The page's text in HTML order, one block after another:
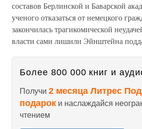
составов Берлинской и Баварской
ученого отказаться от немецкого
закончилась трагикомической
власти сами лишили Эйнштейна
Более 800 000 книг и
Получи 2 месяца Литрес
подарок и наслаждайся
чтением